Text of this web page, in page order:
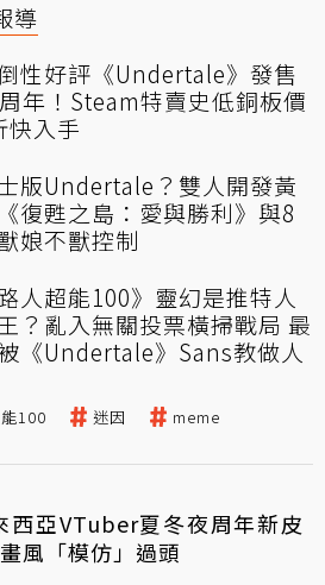
導
性好評《Undertale》發售
年！Steam特賣史低銅板價
快入手
版Undertale？雙人開發黃
復甦之島：愛與勝利》與8
娘不獸控制
路人超能100》靈幻是推特人
？亂入無關投票橫掃戰局 最
《Undertale》Sans教做人
100 迷因 meme
西亞VTuber夏冬夜周年新皮
風「模仿」過頭